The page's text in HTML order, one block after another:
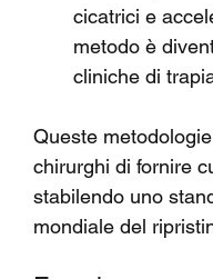
cicatrici e
metodo è
cliniche di
Queste
chirurghi di fornire
stabilendo uno
mondiale del